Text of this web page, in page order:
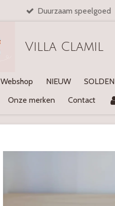
Duurzaam speelgoed
Villa Clamil
Webshop NIEUW SOLDEN
Onze merken Contact